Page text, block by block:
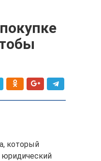
который
юридический